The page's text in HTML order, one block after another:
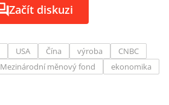
Začít diskuzi
USA Čína výroba
CNBC
Mezinárodní měnový fond
ekonomika